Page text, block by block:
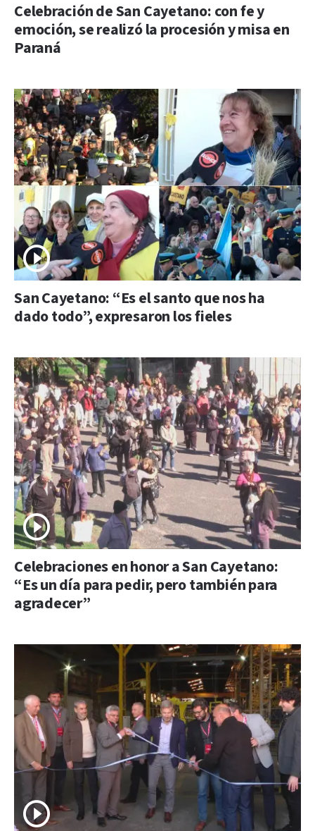
Celebración de San Cayetano: con fe y
emoción, se realizó la procesión y misa en
Paraná
San Cayetano: “Es el santo que nos ha
dado todo”, expresaron los fieles
Celebraciones en honor a San Cayetano:
“Es un día para pedir, pero también para
agradecer”